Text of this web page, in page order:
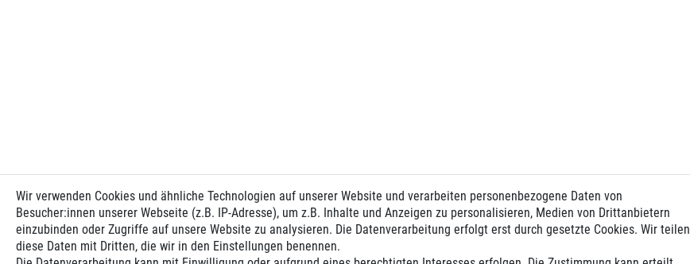
Wir verwenden Cookies und ähnliche Technologien auf unserer Website und verarbeiten personenbezogene Daten von
Besucher:innen unserer Webseite (z.B. IP-Adresse), um z.B. Inhalte und Anzeigen zu personalisieren, Medien von Drittanbietern
einzubinden oder Zugriffe auf unsere Website zu analysieren. Die Datenverarbeitung erfolgt erst durch gesetzte Cookies. Wir teilen
diese Daten mit Dritten, die wir in den Einstellungen benennen.